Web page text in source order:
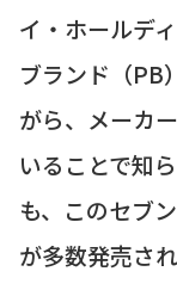
イ・ホールデ
ブランド（PB
がら、メーカ
いることで知
も、このセブ
が多数発売さ